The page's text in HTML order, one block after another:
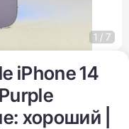
iPhone 14
хороший |
1 / 7